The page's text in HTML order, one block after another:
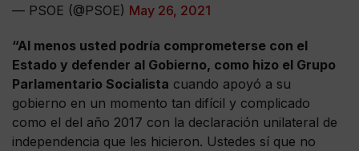
— PSOE (@PSOE) May 26, 2021
“Al menos usted podría comprometerse con el
Estado y defender al Gobierno, como hizo el Grupo
Parlamentario Socialista cuando apoyó a su
gobierno en un momento tan difícil y complicado
como el del año 2017 con la declaración unilateral de
independencia que les hicieron. Ustedes sí que no